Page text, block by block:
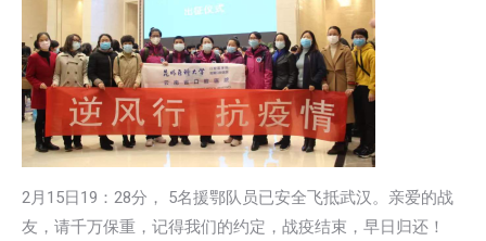
2月15日19：28分， 5名援鄂队员已安全飞抵武汉。亲爱的战
友，请千万保重，记得我们的约定，战疫结束，早日归还！